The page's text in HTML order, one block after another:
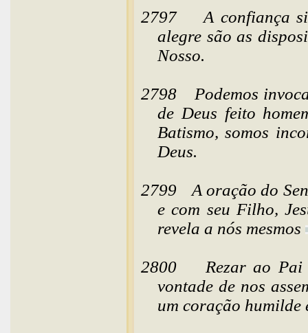
2797
A confiança
alegre são as
Nosso.
2798
Podemos
de Deus feito
Batismo, somos
Deus.
2799
A oração do
e com seu Filho,
revela a nós mesmos
2800
Rezar ao Pai
vontade de nos
um coração humilde